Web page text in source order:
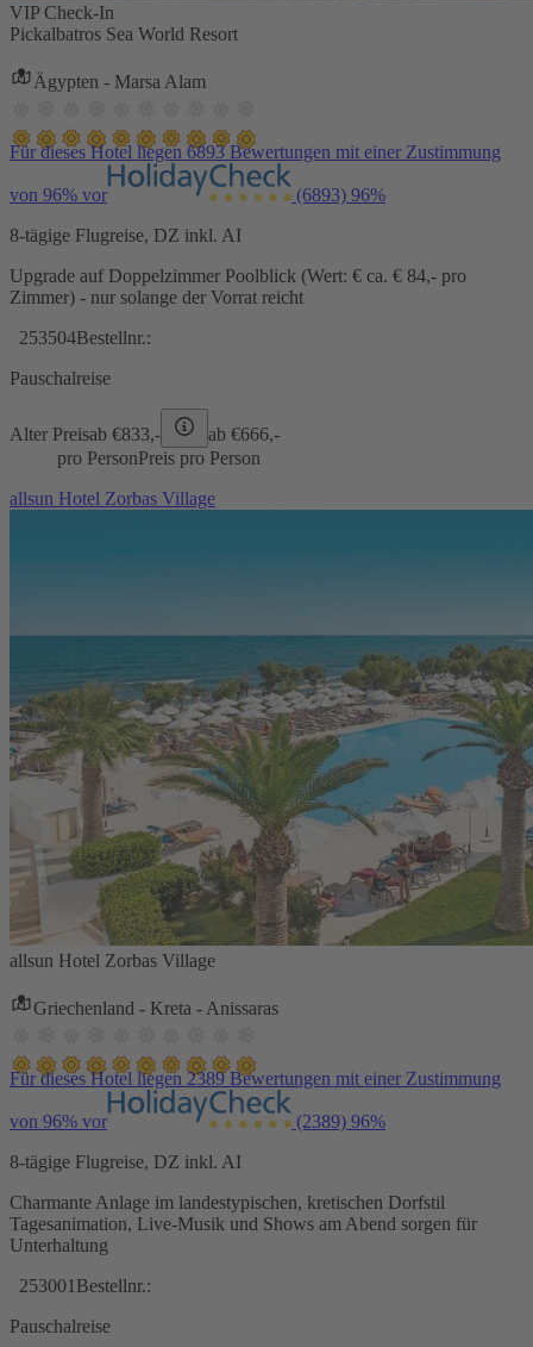
VIP Check-In
Pickalbatros Sea World Resort
Ägypten - Marsa Alam
Für dieses Hotel liegen 6893 Bewertungen mit einer Zustimmung
von 96% vor (6893) 96%
8-tägige Flugreise, DZ inkl. AI
Upgrade auf Doppelzimmer Poolblick (Wert: € ca. € 84,- pro
Zimmer) - nur solange der Vorrat reicht
253504Bestellnr.:
Pauschalreise
Alter Preisab €833,- ab €666,-
pro PersonPreis pro Person
allsun Hotel Zorbas Village
allsun Hotel Zorbas Village
Griechenland - Kreta - Anissaras
Für dieses Hotel liegen 2389 Bewertungen mit einer Zustimmung
von 96% vor (2389) 96%
8-tägige Flugreise, DZ inkl. AI
Charmante Anlage im landestypischen, kretischen Dorfstil
Tagesanimation, Live-Musik und Shows am Abend sorgen für
Unterhaltung
253001 Bestellnr.:
Pauschalreise